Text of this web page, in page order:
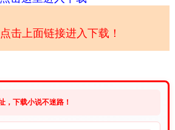
击上面链接进入下载！
，下载小说不迷路！